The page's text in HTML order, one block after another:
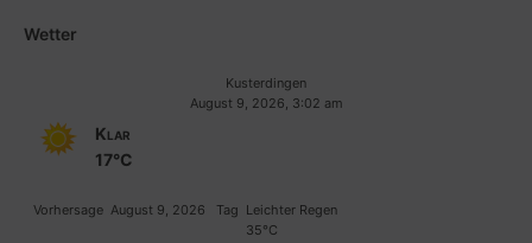
Wetter
Kusterdingen
August 9, 2026, 3:02 am
Klar
17°C
Vorhersage August 9, 2026 Tag Leichter Regen
35°C